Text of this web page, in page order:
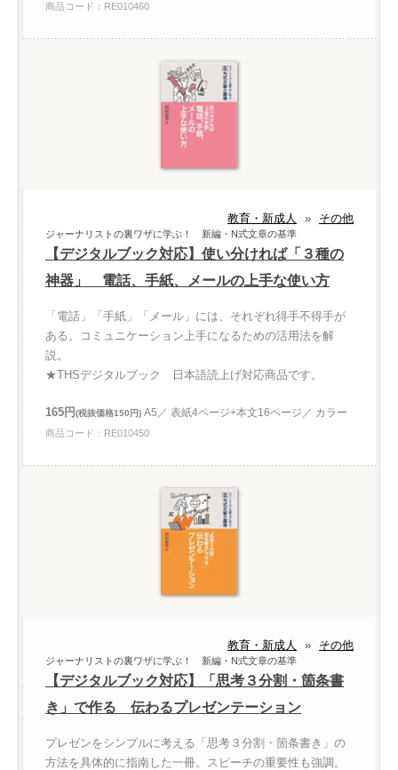
商品コード：RE010460
教育・新成人 » その他
ジャーナリストの裏ワザに学ぶ！ 新編・N式文章の基準
【デジタルブック対応】使い分ければ「３種の
神器」 電話、手紙、メールの上手な使い方
「電話」「手紙」「メール」には、それぞれ得手不得手が
ある。コミュニケーション上手になるための活用法を解
説。
★THSデジタルブック 日本語読上げ対応商品です。
165円(税抜価格150円) A5／ 表紙4ページ+本文16ページ／ カラー
商品コード：RE010450
教育・新成人 » その他
ジャーナリストの裏ワザに学ぶ！ 新編・N式文章の基準
【デジタルブック対応】「思考３分割・箇条書
き」で作る 伝わるプレゼンテーション
プレゼンをシンプルに考える「思考３分割・箇条書き」の
方法を具体的に指南した一冊。スピーチの重要性も強調。